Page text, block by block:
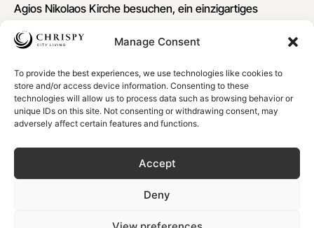
Manage Consent
To provide the best experiences, we use technologies like cookies to
store and/or access device information. Consenting to these
technologies will allow us to process data such as browsing behavior or
unique IDs on this site. Not consenting or withdrawing consent, may
adversely affect certain features and functions.
Accept
Deny
Agios Nikolaos Kirche besuchen, ein einzigartiges
Wahrzeichen mit einem Glockenturm und einem Minarett.
Entspannen Sie sich anschließend im Schatten der Bäume
am Splantzia-Platz, wo Sie in einem der entspannten
Cafés einen Drink oder einen Snack genießen können.
6. Kosten Sie die kretische
Feinschmecker werden von den kulinarischen
Köstlichkeiten der Altstadt von Chania begeistert sein.